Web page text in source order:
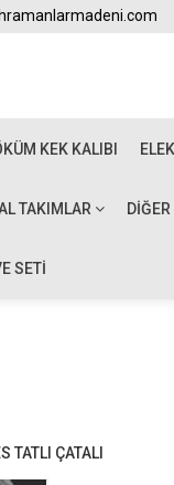
KEK KALIBI
TAKIMLAR
SETİ
TATLI ÇATALI